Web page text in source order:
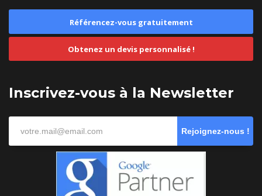
Référencez-vous gratuitement
Obtenez un devis personnalisé !
Inscrivez-vous à la Newsletter
Rejoignez-nous !